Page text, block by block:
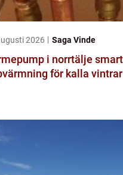
2026 Saga Vinde
i norrtälje smart
för kalla vintrar